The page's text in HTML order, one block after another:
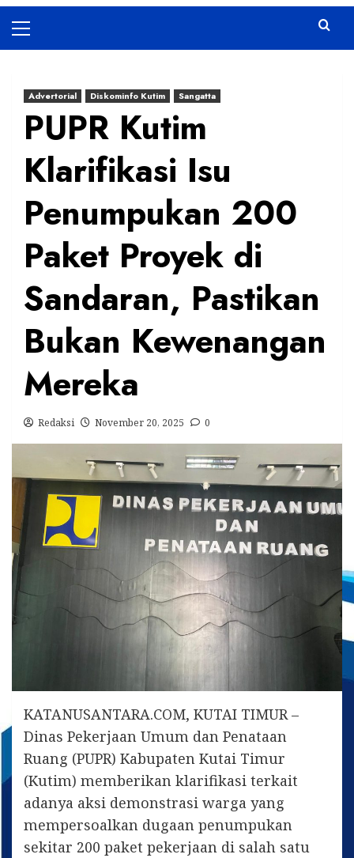
Menu
Advertorial Diskominfo Kutim Sangatta
PUPR Kutim
Klarifikasi Isu
Penumpukan 200
Paket Proyek di
Sandaran, Pastikan
Bukan Kewenangan
Mereka
Redaksi November 20, 2025 0
KATANUSANTARA.COM, KUTAI TIMUR –
Dinas Pekerjaan Umum dan Penataan
Ruang (PUPR) Kabupaten Kutai Timur
(Kutim) memberikan klarifikasi terkait
adanya aksi demonstrasi warga yang
mempersoalkan dugaan penumpukan
sekitar 200 paket pekerjaan di salah satu